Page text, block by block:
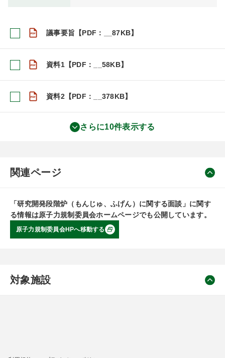
議事要旨【PDF：__87KB】
資料1【PDF：__58KB】
資料2【PDF：__378KB】
さらに10件表示する
関連ページ
「研究開発段階炉（もんじゅ、ふげん）に関する面談」に関す
る情報は原子力規制委員会ホームページでも公開しています。
原子力規制委員会HPへ移動する
対象施設